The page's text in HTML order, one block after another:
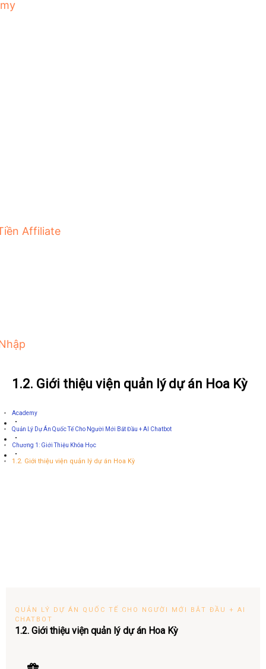
Affiliate
1.2. Giới thiệu viện quản lý dự án Hoa Kỳ
Academy
Quản Lý Dự Án Quốc Tế Cho Người Mới Bắt Đầu + AI Chatbot
Chương 1: Giới Thiệu Khóa Học
1.2. Giới thiệu viện quản lý dự án Hoa Kỳ
QUẢN LÝ DỰ ÁN QUỐC TẾ CHO NGƯỜI MỚI BẮT ĐẦU + AI
CHATBOT
1.2. Giới thiệu viện quản lý dự án Hoa Kỳ